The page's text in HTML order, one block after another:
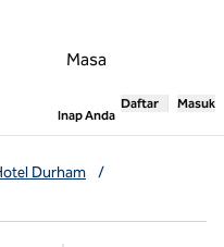
Masa
Inap Anda,Membuka
Daftar Masuk
Durham
/